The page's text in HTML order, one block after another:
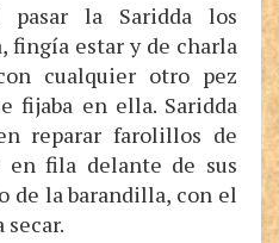
la Saridda los
fingía estar y de charla
cualquier otro pez
fijaba en ella. Saridda
reparar farolillos de
en fila delante de sus
de la barandilla, con el